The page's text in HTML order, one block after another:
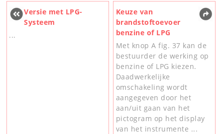
Versie met LPG-
Systeem
...
Keuze van
brandstoftoevoer
benzine of LPG
Met knop A fig. 37 kan de
bestuurder de werking op
benzine of LPG kiezen.
Daadwerkelijke
omschakeling wordt
aangegeven door het
aan/uit gaan van het
pictogram op het display
van het instrumente ...